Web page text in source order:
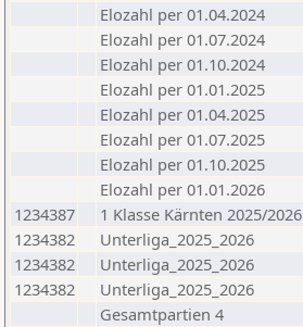
Elozahl per 01.04.2024
Elozahl per 01.07.2024
Elozahl per 01.10.2024
Elozahl per 01.01.2025
Elozahl per 01.04.2025
Elozahl per 01.07.2025
Elozahl per 01.10.2025
Elozahl per 01.01.2026
1234387
1 Klasse Kärnten 2025/2026
1234382
Unterliga_2025_2026
1234382
Unterliga_2025_2026
1234382
Unterliga_2025_2026
Gesamtpartien 4